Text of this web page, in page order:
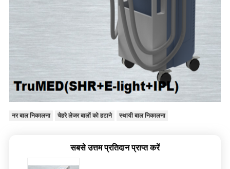
नर बाल निकालना चेहरे लेजर बालों को हटाने स्थायी बाल निकालना
सबसे उत्तम प्रतिदान प्राप्त करें